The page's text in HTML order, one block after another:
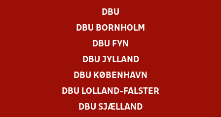
DBU
DBU BORNHOLM
DBU FYN
DBU JYLLAND
DBU KØBENHAVN
DBU LOLLAND-FALSTER
DBU SJÆLLAND